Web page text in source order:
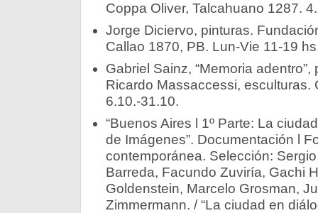
Coppa Oliver, Talcahuano 1287.
Jorge Diciervo, pinturas.
Callao 1870, PB. Lun-Vie 11-19
Gabriel Sainz, “Memoria
Ricardo Massaccessi, esculturas.
6.10.-31.10.
“Buenos Aires l 1º Parte: La
de Imágenes”. Documentación l
contemporánea. Selección:
Barreda, Facundo Zuviría, Gachi
Goldenstein, Marcelo Grosman,
Zimmermann. / “La ciudad en